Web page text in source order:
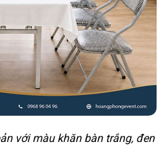
với màu khăn bàn trắng, đen